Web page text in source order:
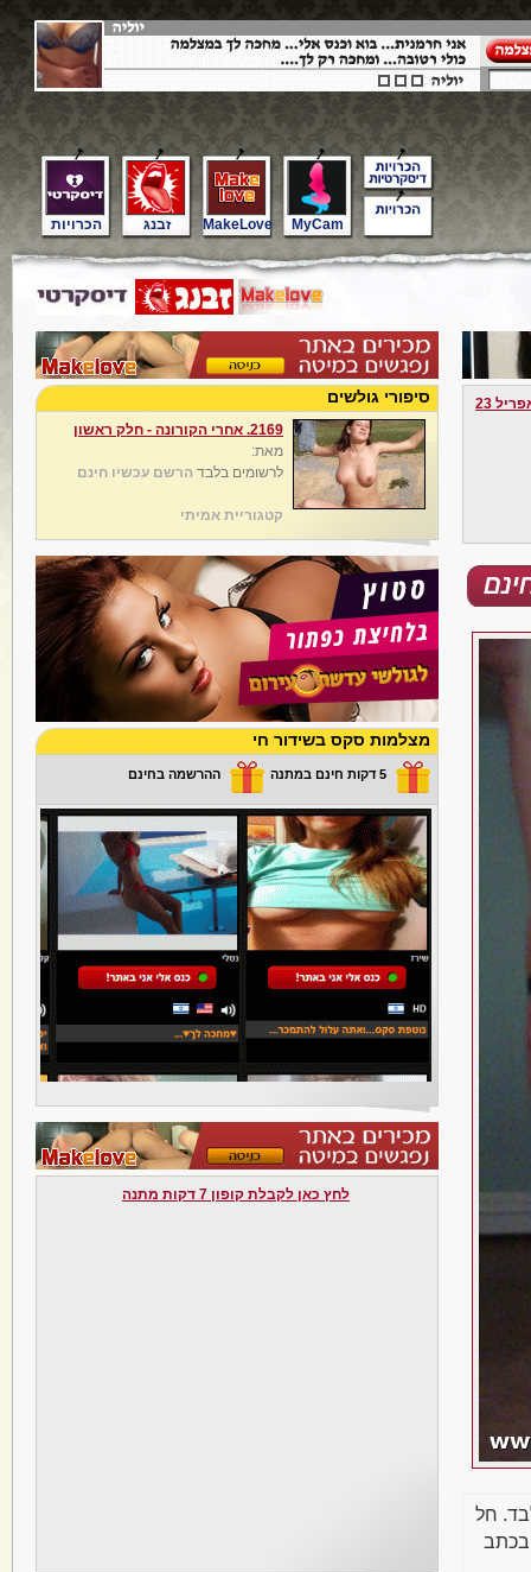
הכרויות זבנג MakeLove MyCam
23
חל
בכתב
סיפורי גולשים
2169. אחרי הקורונה - חלק ראשון
מאת:
לרשומים בלבד הרשם עכשיו חינם
קטגוריית אמיתי
מצלמות סקס בשידור חי
5 דקות חינם במתנה ההרשמה בחינם
לחץ כאן לקבלת קופון 7 דקות מתנה